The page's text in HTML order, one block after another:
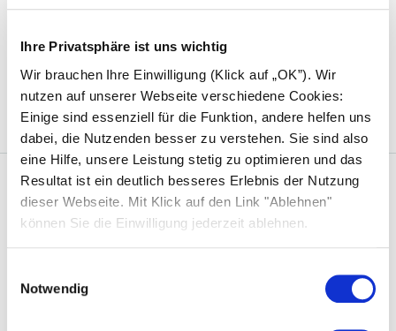
Ihre Privatsphäre ist uns wichtig
Wir brauchen Ihre Einwilligung (Klick auf „OK”). Wir
nutzen auf unserer Webseite verschiedene Cookies:
Einige sind essenziell für die Funktion, andere helfen uns
dabei, die Nutzenden besser zu verstehen. Sie sind also
eine Hilfe, unsere Leistung stetig zu optimieren und das
Resultat ist ein deutlich besseres Erlebnis der Nutzung
dieser Webseite. Mit Klick auf den Link "Ablehnen"
können Sie die Einwilligung jederzeit ablehnen.
Notwendig
Solarmodule mit hoher Lebensdauer
Glas-Glas-Module im Test
Solarwatt